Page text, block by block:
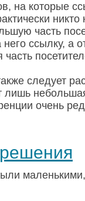
на которые
часть
ссылку, а
следует
очень